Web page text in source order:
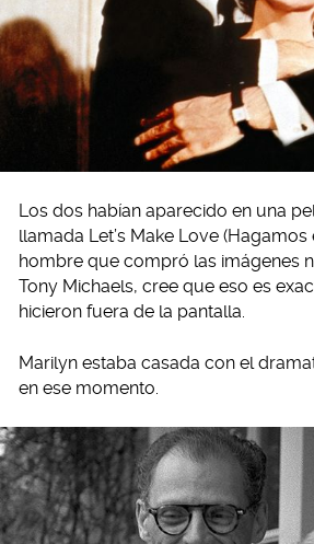
Los dos habían aparecido en una
llamada Let’s Make Love (Hagamos
hombre que compró las imágenes
Tony Michaels, cree que eso es
hicieron fuera de la pantalla.
Marilyn estaba casada con el
en ese momento.